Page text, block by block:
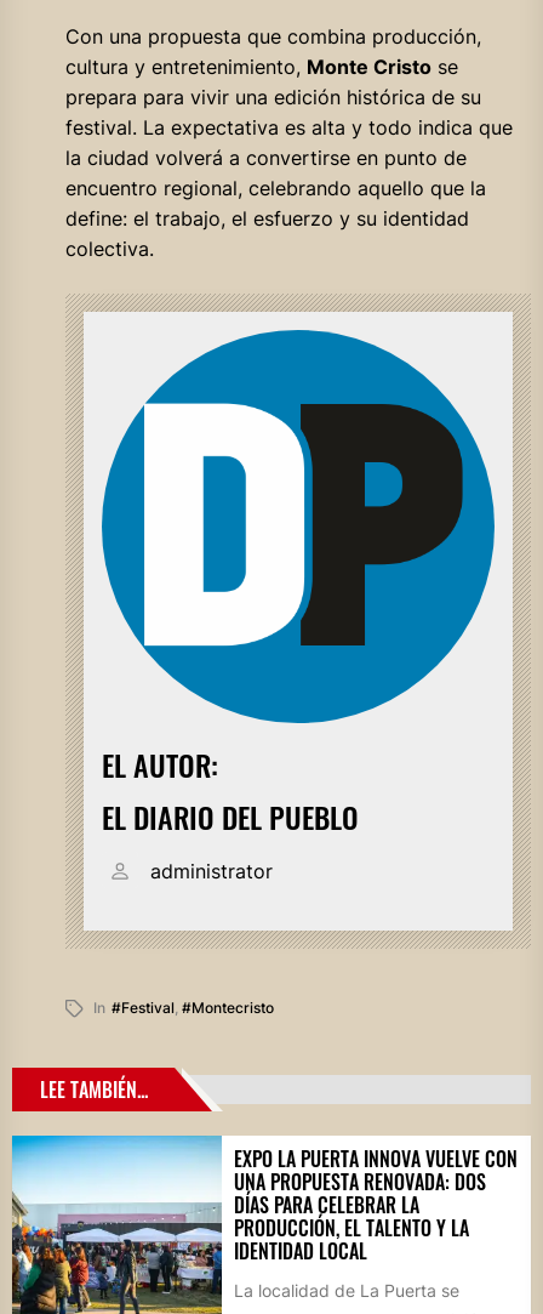
Con una propuesta que combina producción,
cultura y entretenimiento, Monte Cristose
prepara para vivir una edición histórica de su
festival. La expectativa es alta y todo indica que
la ciudad volverá a convertirse en punto de
encuentro regional, celebrando aquello que la
define: el trabajo, el esfuerzo y su identidad
colectiva.
EL AUTOR:
EL DIARIO DEL PUEBLO
administrator
In #festival, #montecristo
LEE TAMBIÉN...
EXPO LA PUERTA INNOVA VUELVE CON
UNA PROPUESTA RENOVADA: DOS
DÍAS PARA CELEBRAR LA
PRODUCCIÓN, EL TALENTO Y LA
IDENTIDAD LOCAL
La localidad de La Puerta se